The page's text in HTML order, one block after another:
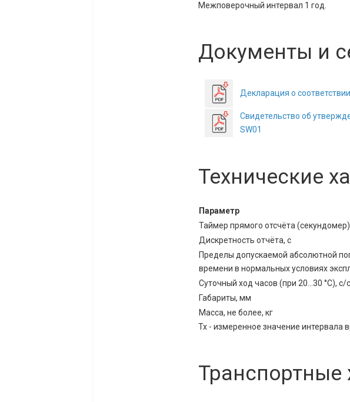
Межповерочный интервал 1 год.
Документы и
Декларация о
Свидетельство об
SW01
Технические
Параметр
Таймер прямого отсчёта
Дискретность отчёта, с
Пределы допускаемой абсолютной
времени в нормальных условиях
Суточный ход часов (при 20…30 °С), с/
Габариты, мм
Масса, не более, кг
Тх - измеренное значение интервала
Транспортные